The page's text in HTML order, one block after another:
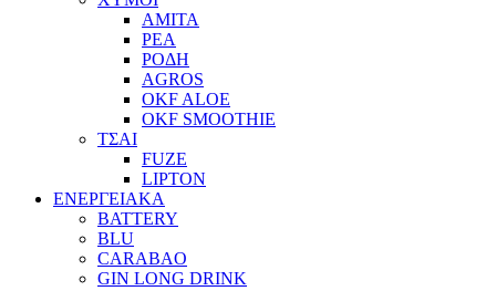
ΑΜΙΤΑ
ΡΕΑ
ΡΟΔΗ
AGROS
OKF ALOE
OKF SMOOTHIE
ΤΣΑΙ
FUZE
LIPTON
ΕΝΕΡΓΕΙΑΚΑ
BATTERY
BLU
CARABAO
GIN LONG DRINK